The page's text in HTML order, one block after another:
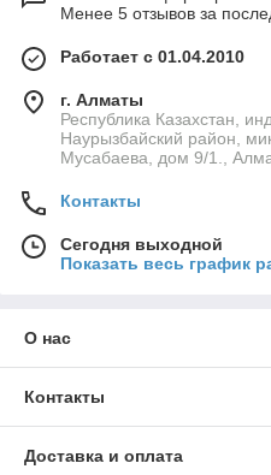
Менее 5 отзывов за
Работает с 01.04.2010
г. Алматы
Республика Казахстан,
Наурызбайский район,
Мусабаева, дом 9/1.,
Контакты
Сегодня выходной
Показать весь график
О нас
Контакты
Доставка и оплата